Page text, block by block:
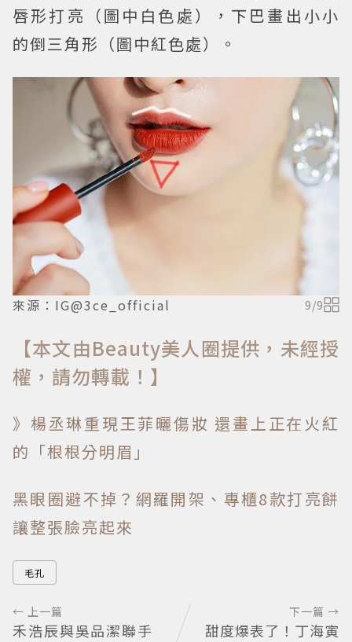
唇形打亮（圖中白色處），下巴畫出小小
的倒三角形（圖中紅色處）。
來源：IG@3ce_official 9/9
【本文由Beauty美人圈提供，未經授
權，請勿轉載！】
》楊丞琳重現王菲曬傷妝 還畫上正在火紅
的「根根分明眉」
黑眼圈避不掉？網羅開架、專櫃8款打亮餅
讓整張臉亮起來
毛孔
← 上一篇
禾浩辰與吳品潔聯手
下一篇 →
甜度爆表了！丁海寅